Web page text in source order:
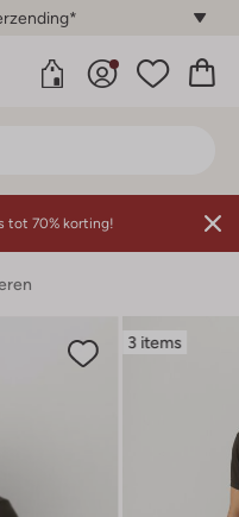
tot 70% korting!
3 items